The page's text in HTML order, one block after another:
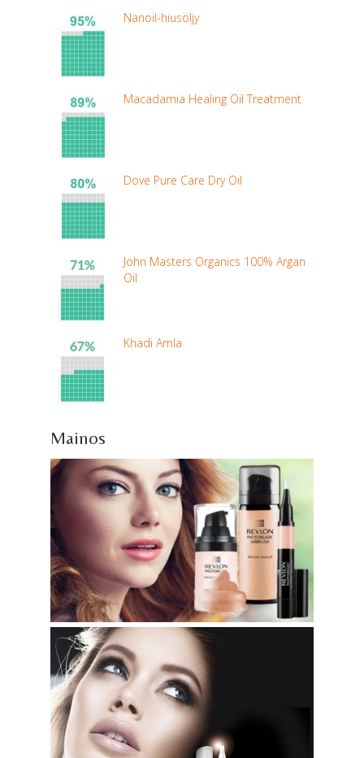
Nanoil-hiusöljy
Macadamia Healing Oil Treatment
Dove Pure Care Dry Oil
John Masters Organics 100% Argan
Oil
Khadi Amla
Mainos